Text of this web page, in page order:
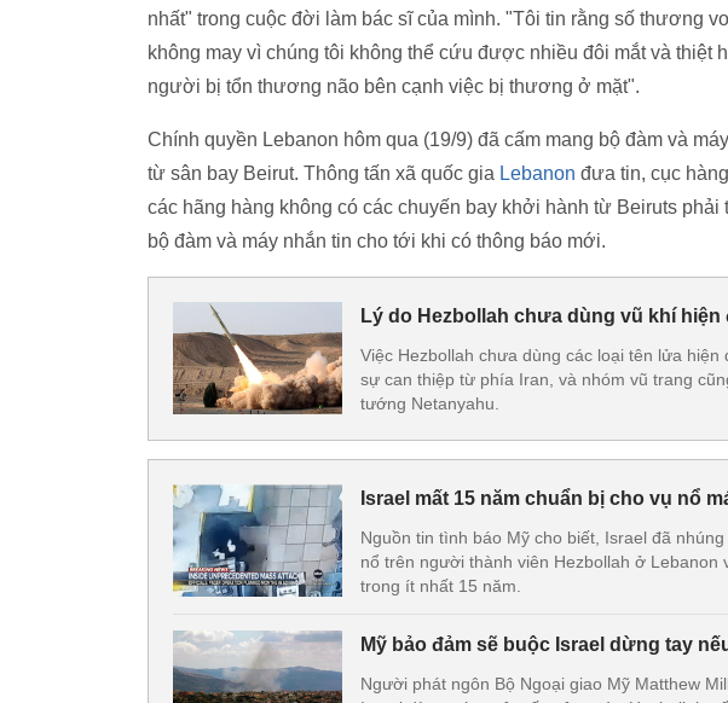
nhất" trong cuộc đời làm bác sĩ của mình. "Tôi tin rằng số thương
không may vì chúng tôi không thể cứu được nhiều đôi mắt và thiệt
người bị tổn thương não bên cạnh việc bị thương ở mặt".
Chính quyền Lebanon hôm qua (19/9) đã cấm mang bộ đàm và
từ sân bay Beirut. Thông tấn xã quốc gia Lebanon đưa tin, cục
các hãng hàng không có các chuyến bay khởi hành từ Beiruts
bộ đàm và máy nhắn tin cho tới khi có thông báo mới.
Lý do Hezbollah chưa dùng vũ khí hiện
Việc Hezbollah chưa dùng các loại tên lửa
sự can thiệp từ phía Iran, và nhóm vũ trang
tướng Netanyahu.
Israel mất 15 năm chuẩn bị cho vụ nổ
Nguồn tin tình báo Mỹ cho biết, Israel đã
nổ trên người thành viên Hezbollah ở Lebanon
trong ít nhất 15 năm.
Mỹ bảo đảm sẽ buộc Israel dừng tay
Người phát ngôn Bộ Ngoại giao Mỹ Matthew